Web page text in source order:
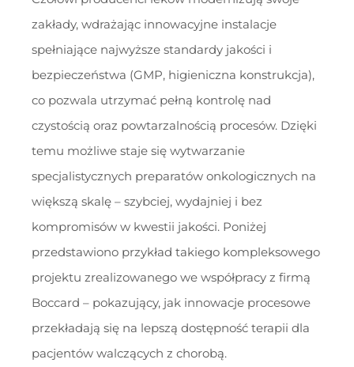
zakłady, wdrażając innowacyjne instalacje
spełniające najwyższe standardy jakości i
bezpieczeństwa (GMP, higieniczna konstrukcja),
co pozwala utrzymać pełną kontrolę nad
czystością oraz powtarzalnością procesów. Dzięki
temu możliwe staje się wytwarzanie
specjalistycznych preparatów onkologicznych na
większą skalę – szybciej, wydajniej i bez
kompromisów w kwestii jakości. Poniżej
przedstawiono przykład takiego kompleksowego
projektu zrealizowanego we współpracy z firmą
Boccard – pokazujący, jak innowacje procesowe
przekładają się na lepszą dostępność terapii dla
pacjentów walczących z chorobą.